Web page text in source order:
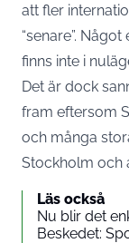
att fler
“senare”.
finns inte i
Det är dock
fram eftersom
och många
Stockholm och
Läs också
Nu blir det
Beskedet: